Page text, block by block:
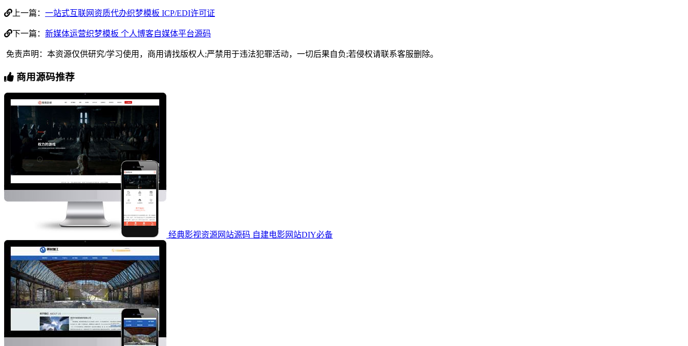
上一篇： 一站式互联网资质代办织梦模板 ICP/EDI许可证
下一篇： 新媒体运营织梦模板 个人博客自媒体平台源码
免责声明：本资源仅供研究/学习使用，商用请找版权人;严禁用于违法犯罪活动，一切后果自负;若侵权请联系客服删除。
商用源码推荐
经典影视资源网站源码 自建电影网站DIY必备